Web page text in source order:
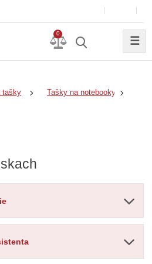
0
☰
tašky Tašky na notebooky